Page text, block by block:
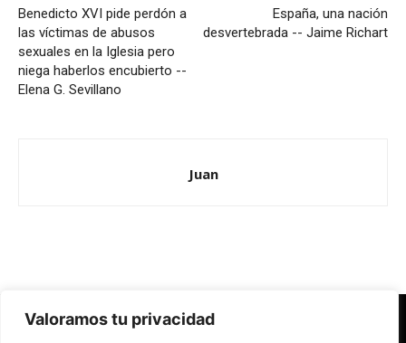
Valoramos tu privacidad
Benedicto XVI pide perdón a
las víctimas de abusos
sexuales en la Iglesia pero
niega haberlos encubierto --
Elena G. Sevillano
España, una nación
desvertebrada -- Jaime Richart
Juan
Redes Cristianas